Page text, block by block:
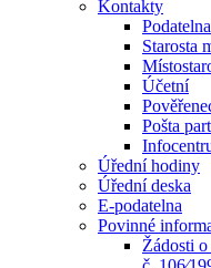
Kontakty
Podatelna
Starosta
Účetní
Pošta
Úřední hodiny
Úřední deska
E-podatelna
Povinné
Žádosti